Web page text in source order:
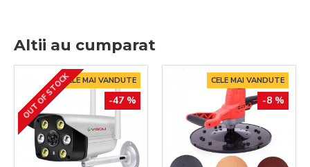
unele noi avand un sistem de prindere cu scai.
Altii au cumparat
CELE MAI VANDUTE
-47 %
OUT OF STOCK CELE MAI VANDUTE
-8 %